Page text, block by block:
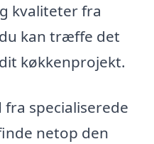
kvaliteter fra
kan træffe det
køkkenprojekt.
specialiserede
netop den